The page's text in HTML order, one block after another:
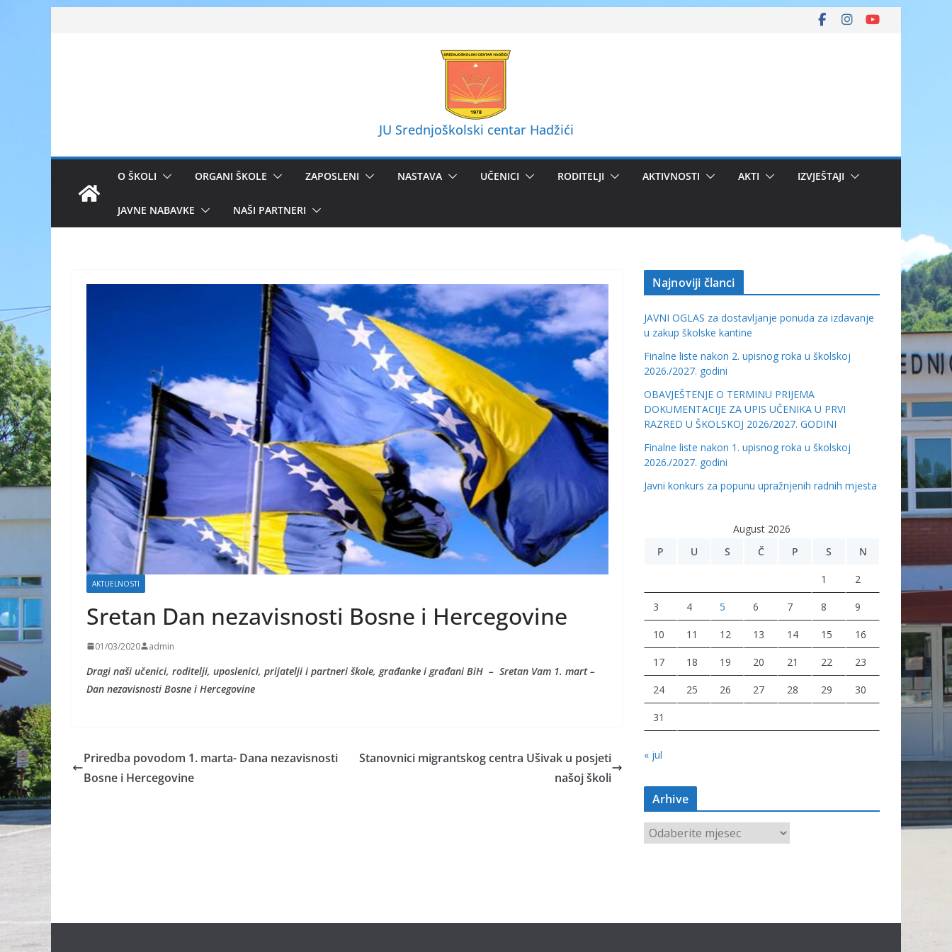
JU Srednjoškolski centar Hadžići
O ŠKOLI ORGANI ŠKOLE ZAPOSLENI NASTAVA UČENICI RODITELJI AKTIVNOSTI AKTI IZVJEŠTAJI
JAVNE NABAVKE NAŠI PARTNERI
AKTUELNOSTI
Sretan Dan nezavisnosti Bosne i Hercegovine
01/03/2020 admin
Dragi naši učenici, roditelji, uposlenici, prijatelji i partneri škole, građanke i građani BiH – Sretan Vam 1. mart –
Dan nezavisnosti Bosne i Hercegovine
Priredba povodom 1. marta- Dana nezavisnosti
Bosne i Hercegovine
Stanovnici migrantskog centra Ušivak u posjeti
našoj školi
Najnoviji članci
JAVNI OGLAS za dostavljanje ponuda za izdavanje
u zakup školske kantine
Finalne liste nakon 2. upisnog roka u školskoj
2026./2027. godini
OBAVJEŠTENJE O TERMINU PRIJEMA
DOKUMENTACIJE ZA UPIS UČENIKA U PRVI
RAZRED U ŠKOLSKOJ 2026/2027. GODINI
Finalne liste nakon 1. upisnog roka u školskoj
2026./2027. godini
Javni konkurs za popunu upražnjenih radnih mjesta
August 2026
P
U S Č P S N
1 2
3 4 5 6 7 8 9
10 11 12 13 14 15 16
17 18 19 20 21 22 23
24 25 26 27 28 29 30
31
« jul
Arhive
A
r